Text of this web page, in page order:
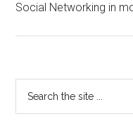
Social Networking in